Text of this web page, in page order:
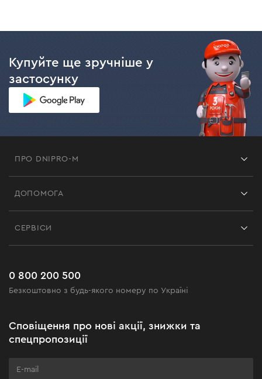
Купуйте ще зручніше у
застосунку
ПРО DNIPRO-M
Чорна п'ятниця
Клуб майстерності
ДОПОМОГА
Поширені запитання
СЕРВІСИ
0 800 200 500
Безкоштовно з будь-якого номеру по Україні
Сповіщення про нові акції, знижки та
спецпропозиції